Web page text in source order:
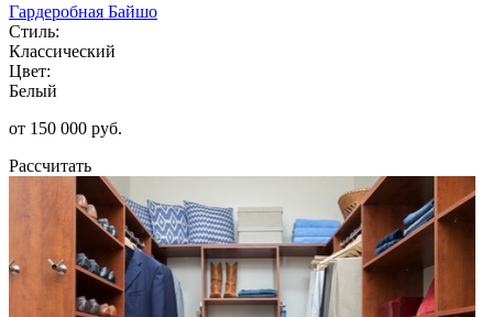
Гардеробная Байшо
Стиль:
Классический
Цвет:
Белый
от 150 000 руб.
Рассчитать